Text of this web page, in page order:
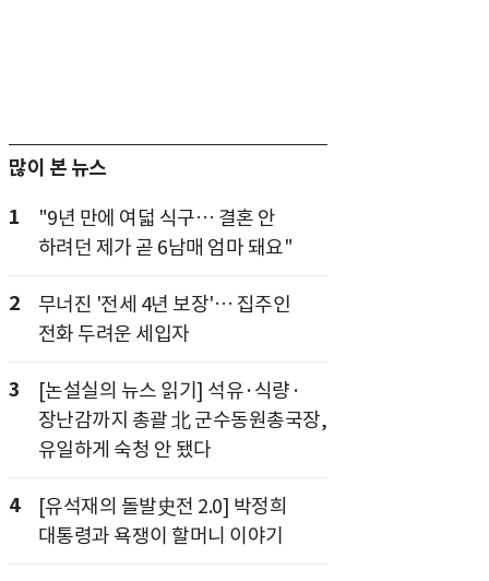
많이 본 뉴스
1
"9년 만에 여덟 식구… 결혼 안
하려던 제가 곧 6남매 엄마 돼요"
2
무너진 '전세 4년 보장'… 집주인
전화 두려운 세입자
3
[논설실의 뉴스 읽기] 석유·식량·
장난감까지 총괄 北 군수동원총국장,
유일하게 숙청 안 됐다
4
[유석재의 돌발史전 2.0] 박정희
대통령과 욕쟁이 할머니 이야기